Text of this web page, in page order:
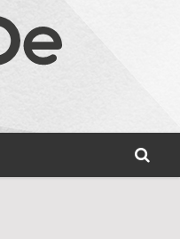
Busca
Busca